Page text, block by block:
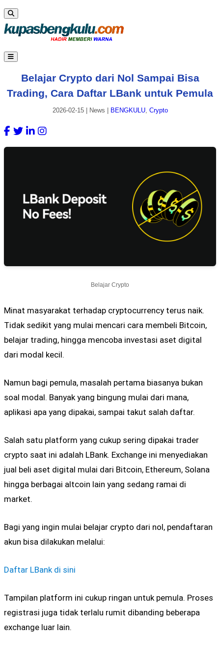
Belajar Crypto dari Nol Sampai Bisa
Trading, Cara Daftar LBank untuk Pemula
2026-02-15| News BENGKULU, Crypto
Belajar Crypto
Minat masyarakat terhadap cryptocurrency terus naik.
Tidak sedikit yang mulai mencari cara membeli Bitcoin,
belajar trading, hingga mencoba investasi aset digital
dari modal kecil.
Namun bagi pemula, masalah pertama biasanya bukan
soal modal. Banyak yang bingung mulai dari mana,
aplikasi apa yang dipakai, sampai takut salah daftar.
Salah satu platform yang cukup sering dipakai trader
crypto saat ini adalah LBank. Exchange ini menyediakan
jual beli aset digital mulai dari Bitcoin, Ethereum, Solana
hingga berbagai altcoin lain yang sedang ramai di
market.
Bagi yang ingin mulai belajar crypto dari nol, pendaftaran
akun bisa dilakukan melalui:
Daftar LBank di sini
Tampilan platform ini cukup ringan untuk pemula. Proses
registrasi juga tidak terlalu rumit dibanding beberapa
exchange luar lain.